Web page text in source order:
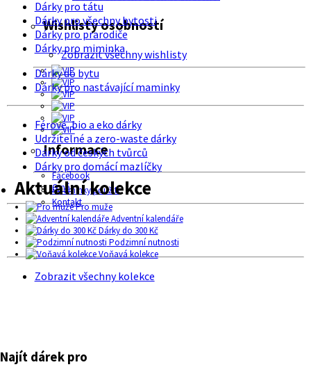
Wishlisty osobností
Zobrazit všechny wishlisty
Informace
Facebook
O nás
Podmínky použití
Kontakt
Dárky pro tátu
Dárky pro všechny bytosti
Dárky pro prarodiče
Dárky pro miminka
Dárky do bytu
Dárky pro nastávající maminky
Férové, bio a eko dárky
Udržitelné a zero-waste dárky
Dárky od českých tvůrců
Dárky pro domácí mazlíčky
Aktuální kolekce
Pro muže
Adventní kalendáře
Dárky do 300 Kč
Podzimní nutnosti
Voňavá kolekce
Zobrazit všechny kolekce
Najít dárek pro